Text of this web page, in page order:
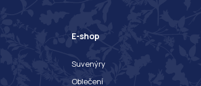
E-shop
Suvenýry
Oblečení